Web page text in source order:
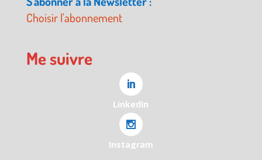
Choisir l'abonnement
Me suivre
LinkedIn
Instagram